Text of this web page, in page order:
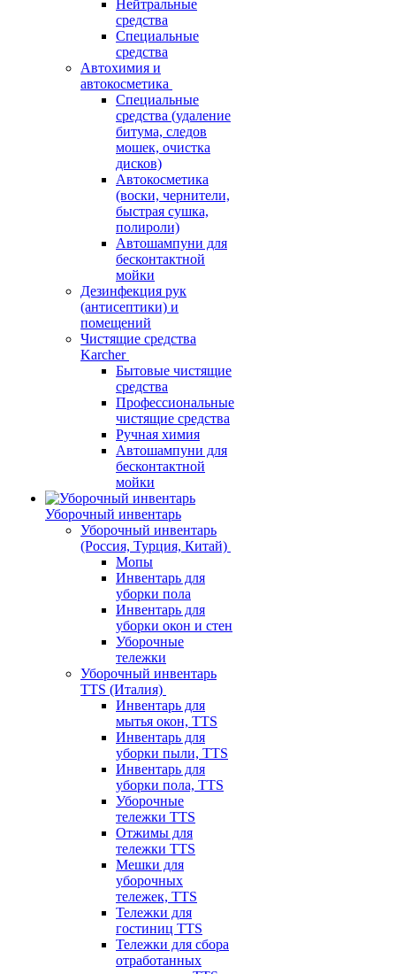
Нейтральные
средства
Специальные
средства
Автохимия и
автокосметика
Специальные
средства (удаление
битума, следов
мошек, очистка
дисков)
Автокосметика
(воски, чернители,
быстрая сушка,
полироли)
Автошампуни для
бесконтактной
мойки
Дезинфекция рук
(антисептики) и
помещений
Чистящие средства
Karcher
Бытовые чистящие
средства
Профессиональные
чистящие средства
Ручная химия
Автошампуни для
бесконтактной
мойки
Уборочный инвентарь
Уборочный инвентарь
(Россия, Турция, Китай)
Мопы
Инвентарь для
уборки пола
Инвентарь для
уборки окон и стен
Уборочные
тележки
Уборочный инвентарь
TTS (Италия)
Инвентарь для
мытья окон, TTS
Инвентарь для
уборки пыли, TTS
Инвентарь для
уборки пола, TTS
Уборочные
тележки TTS
Отжимы для
тележки TTS
Мешки для
уборочных
тележек, TTS
Тележки для
гостиниц TTS
Тележки для сбора
отработанных